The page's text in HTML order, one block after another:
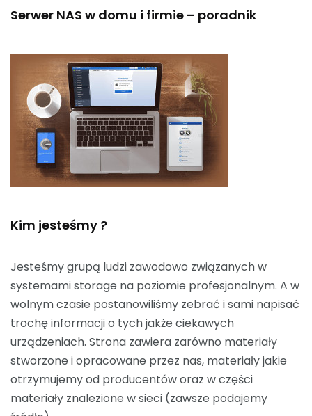
Serwer NAS w domu i firmie – poradnik
Kim jesteśmy ?
Jesteśmy grupą ludzi zawodowo związanych w
systemami storage na poziomie profesjonalnym. A w
wolnym czasie postanowiliśmy zebrać i sami napisać
trochę informacji o tych jakże ciekawych
urządzeniach. Strona zawiera zarówno materiały
stworzone i opracowane przez nas, materiały jakie
otrzymujemy od producentów oraz w części
materiały znalezione w sieci (zawsze podajemy